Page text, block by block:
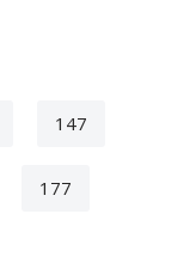
147
177